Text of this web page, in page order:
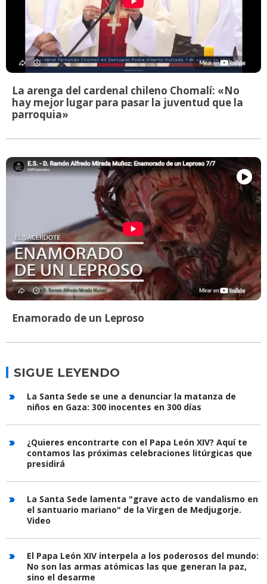
La arenga del cardenal chileno Chomalí: «No
hay mejor lugar para pasar la juventud que la
parroquia»
Enamorado de un Leproso
SIGUE LEYENDO
La Santa Sede se une a denunciar la matanza de
niños en Gaza: 300 inocentes en 300 días
¿Quieres encontrarte con el Papa León XIV? Aquí te
contamos las próximas celebraciones litúrgicas que
presidirá
La Santa Sede lamenta "grave acto de vandalismo en
el santuario mariano" de la Virgen de Medjugorje.
Video
El Papa León XIV interpela a los poderosos del mundo:
No son las armas atómicas las que generan la paz,
sino el desarme